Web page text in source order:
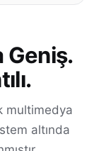
Geniş.
multimedya
altında